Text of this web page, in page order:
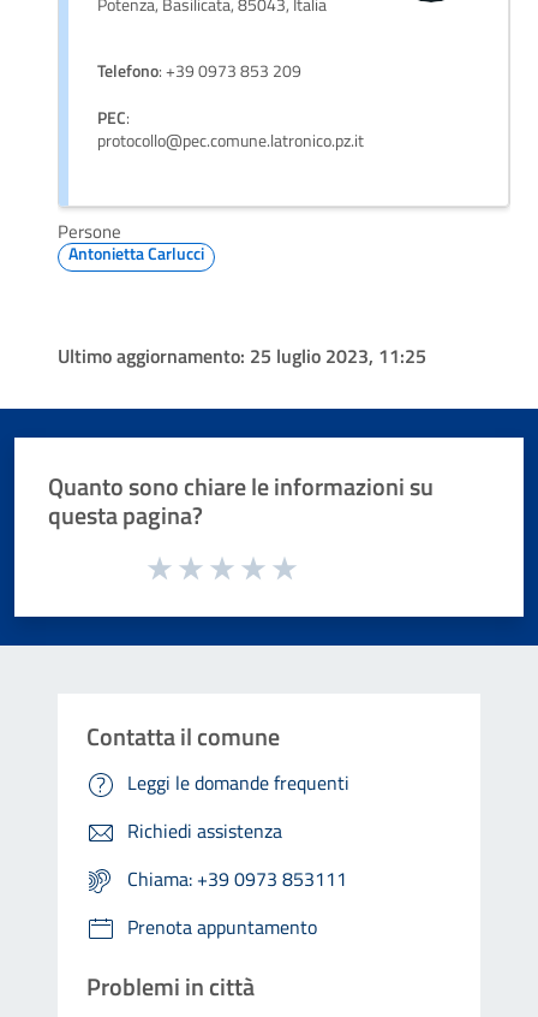
Potenza, Basilicata, 85043, Italia
Telefono: +39 0973 853 209
PEC:
protocollo@pec.comune.latronico.pz.it
Persone
Antonietta Carlucci
Ultimo aggiornamento: 25 luglio 2023, 11:25
Quanto sono chiare le informazioni su
questa pagina?
Valuta da 1 a 5 stelle la pagina
Contatta il comune
Leggi le domande frequenti
Richiedi assistenza
Chiama: +39 0973 853111
Prenota appuntamento
Problemi in città